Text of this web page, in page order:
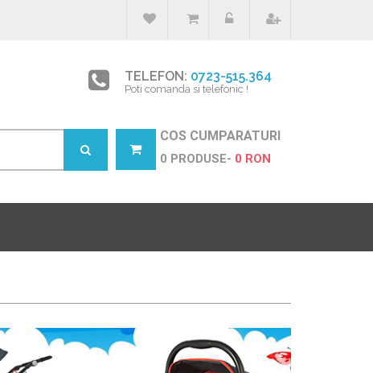
TELEFON: 0723-515.364
Poti comanda si telefonic !
COS CUMPARATURI
0 PRODUSE- 0 RON